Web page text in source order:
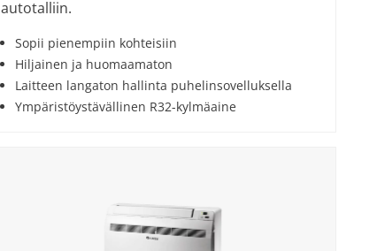
autotalliin.
Sopii pienempiin kohteisiin
Hiljainen ja huomaamaton
Laitteen langaton hallinta puhelinsovelluksella
Ympäristöystävällinen R32-kylmäaine